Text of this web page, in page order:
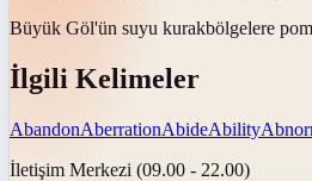
Büyük Göl'ün suyu kurakbölgelere
İlgili Kelimeler
AbandonAberrationAbideAbility
İletişim Merkezi (09.00 - 22.00)